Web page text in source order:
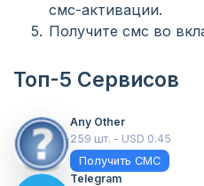
смс-активации.
Получите смс во
Топ-5 Сервисов
Any Other
259 шт. - USD 0.45
Получить СМС
Telegram